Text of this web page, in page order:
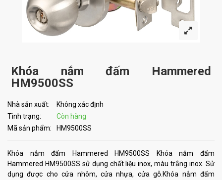
Khóa nắm đấm Hammered
HM9500SS
Nhà sản xuất:
Không xác định
Tình trạng:
Còn hàng
Mã sản phẩm:
HM9500SS
Khóa nắm đấm Hammered HM9500SS Khóa nắm đấm
Hammered HM9500SS sử dụng chất liệu inox, màu trắng inox. Sử
dụng được cho cửa nhôm, cửa nhựa, cửa gỗ.Khóa nắm đấm